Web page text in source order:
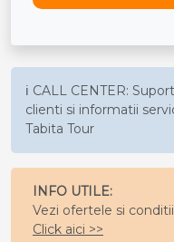
ℹ️ CALL CENTER: Suport
clienti si informatii
Tabita Tour
INFO UTILE:
Vezi ofertele si
Click aici >>